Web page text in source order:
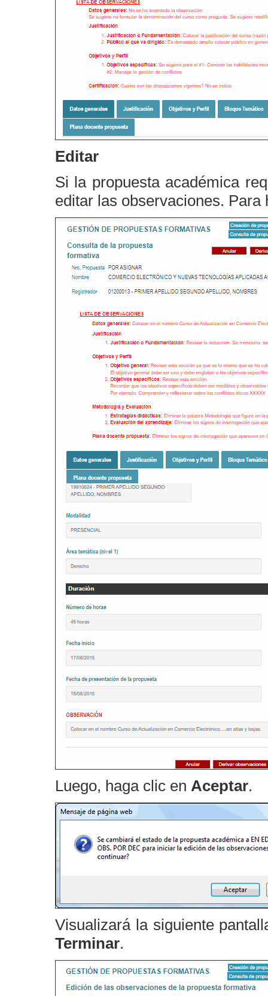
Editar
Si la propuesta académica
editar las observaciones.
Luego, haga clic en Aceptar.
Visualizará la siguiente
Terminar.